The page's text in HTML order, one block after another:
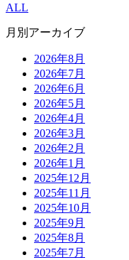
ALL
月別アーカイブ
2026年8月
2026年7月
2026年6月
2026年5月
2026年4月
2026年3月
2026年2月
2026年1月
2025年12月
2025年11月
2025年10月
2025年9月
2025年8月
2025年7月